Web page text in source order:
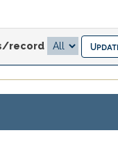
record